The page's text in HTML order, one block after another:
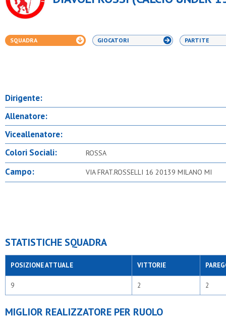
SQUADRA GIOCATORI PARTITE
Dirigente:
Allenatore:
Viceallenatore:
Colori Sociali:
ROSSA
Campo: VIA FRAT.ROSSELLI 16 20139 MILANO MI
STATISTICHE SQUADRA
POSIZIONE ATTUALE VITTORIE
9 2 2
MIGLIOR REALIZZATORE PER RUOLO